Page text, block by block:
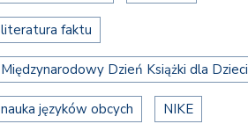
literatura faktu
Międzynarodowy Dzień Książki dla Dzieci
nauka języków obcych NIKE